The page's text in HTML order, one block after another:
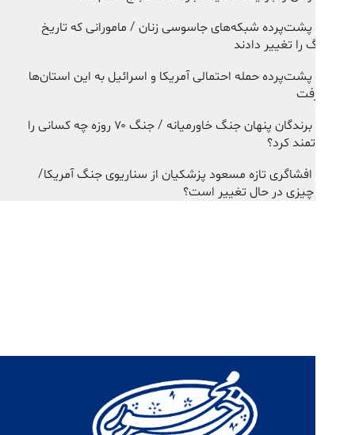
پشت‌پرده شبکه‌های جاسوسی زنان / مامورانی که تاریخ
را تغییر دادند
پشت‌پرده حمله احتمالی آمریکا و اسرائیل به این استان‌ها
برندگان پنهان جنگ خاورمیانه / جنگ ۷۰ روزه چه کسانی را
کرد؟
افشاگری تازه مسعود پزشکیان از سناریوی جنگ آمریکا/
در حال تغییر است؟